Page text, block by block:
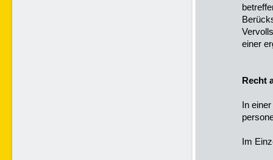
einer
Recht
In
Im